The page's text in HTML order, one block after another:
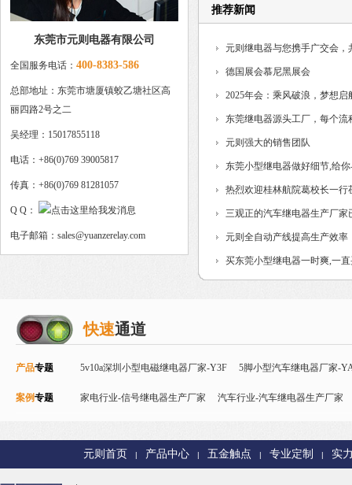
东莞市元则电器有限公司
全国服务电话： 400-8383-586
总部地址：东莞市塘厦镇蛟乙塘社区高
丽四路2号之二
吴经理：15017855118
电话：+86(0)769 39005817
传真：+86(0)769 81281057
Q Q：
电子邮箱：sales@yuanzerelay.com
推荐新闻
元则继电器与您携手广交会，
德国展会慕尼黑展会
2025年会：乘风破浪，梦想启
东莞继电器源头工厂，每个流
制...元则强大的销售团队
东莞小型继电器做好细节,给
热烈欢迎桂林航院葛校长一行
三观正的汽车继电器生产厂家
元则全自动产线提高生产效率
买东莞小型继电器一时爽,一
快速通道
产品专题 5v10a深圳小型电磁继电器厂家-Y3F 5脚小型汽车继电器厂家-
Y32F 磁保持继电器 智能控制继电器-Y90 24v直流信号继电
案例专题 家电行业-信号继电器生产厂家 汽车行业-汽车继电器生产厂家
楼宇安防行业-T90继电器厂家 更多
元则首页 | 产品中心 | 五金触点 | 专业定制 | 实